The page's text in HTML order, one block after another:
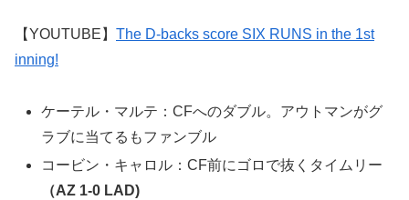
【YOUTUBE】 The D-backs score SIX RUNS in the 1st
inning!
ケーテル・マルテ：CFへのダブル。アウトマンがグ
ラブに当てるもファンブル
コービン・キャロル：CF前にゴロで抜くタイムリー
（AZ 1-0 LAD)